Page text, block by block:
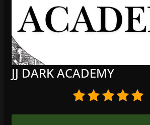
JJ DARK ACADEMY